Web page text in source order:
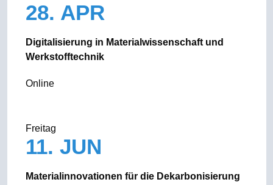
28. APR
Digitalisierung in Materialwissenschaft und
Werkstofftechnik
Online
Freitag
11. JUN
Materialinnovationen für die Dekarbonisierung